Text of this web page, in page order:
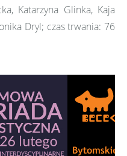
Katarzyna Glinka, Kaja
Dryl; czas trwania: 76